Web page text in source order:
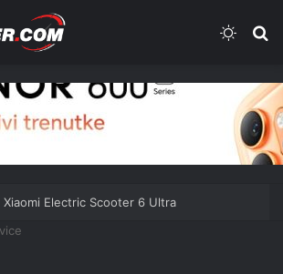
Xiaomi Electric Scooter 6 Ultra